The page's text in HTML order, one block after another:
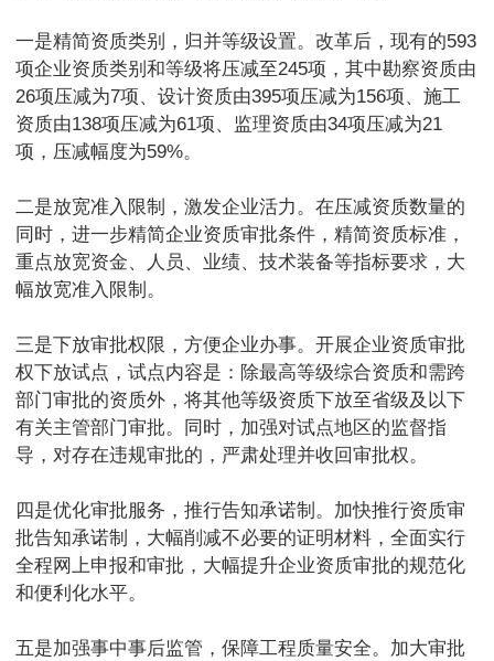
一是精简资质类别，归并等级设置。改革后，现有的593
项企业资质类别和等级将压减至245项，其中勘察资质由
26项压减为7项、设计资质由395项压减为156项、施工
资质由138项压减为61项、监理资质由34项压减为21
项，压减幅度为59%。
二是放宽准入限制，激发企业活力。在压减资质数量的
同时，进一步精简企业资质审批条件，精简资质标准，
重点放宽资金、人员、业绩、技术装备等指标要求，大
幅放宽准入限制。
三是下放审批权限，方便企业办事。开展企业资质审批
权下放试点，试点内容是：除最高等级综合资质和需跨
部门审批的资质外，将其他等级资质下放至省级及以下
有关主管部门审批。同时，加强对试点地区的监督指
导，对存在违规审批的，严肃处理并收回审批权。
四是优化审批服务，推行告知承诺制。加快推行资质审
批告知承诺制，大幅削减不必要的证明材料，全面实行
全程网上申报和审批，大幅提升企业资质审批的规范化
和便利化水平。
五是加强事中事后监管，保障工程质量安全。加大审批